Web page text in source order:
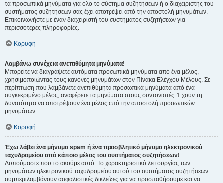
τα προσωπικά μηνύματα για όλο το σύστημα συζητήσεων ή ο διαχειριστής του
συστήματος συζητήσεων σας έχει αποτρέψει από την αποστολή μηνυμάτων.
Επικοινωνήστε με έναν διαχειριστή του συστήματος συζητήσεων για
περισσότερες πληροφορίες.
Κορυφή
Λαμβάνω συνέχεια ανεπιθύμητα μηνύματα!
Μπορείτε να διαγράψετε αυτόματα προσωπικά μηνύματα από ένα μέλος,
χρησιμοποιώντας τους κανόνες μηνυμάτων στον Πίνακα Ελέγχου Μέλους. Σε
περίπτωση που λαμβάνετε ανεπιθύμητα προσωπικά μηνύματα από ένα
συγκεκριμένο μέλος, αναφέρετε τα μηνύματα στους συντονιστές. Έχουν τη
δυνατότητα να αποτρέψουν ένα μέλος από την αποστολή προσωπικών
μηνυμάτων.
Κορυφή
Έχω λάβει ένα μήνυμα spam ή ένα προσβλητικό μήνυμα ηλεκτρονικού
ταχυδρομείου από κάποιο μέλος του συστήματος συζητήσεων!
Λυπούμαστε που το ακούμε αυτό. Το χαρακτηριστικό λειτουργίας των
μηνυμάτων ηλεκτρονικού ταχυδρομείου αυτού του συστήματος συζητήσεων
συμπεριλαμβάνουν ασφαλιστικές δικλείδες για να προσπαθήσουμε και να